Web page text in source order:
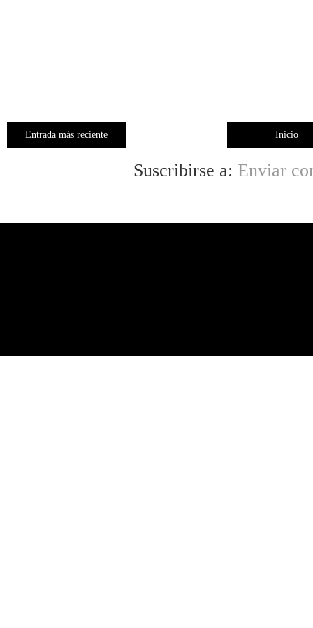
Entrada más reciente Inicio
Suscribirse a: Enviar